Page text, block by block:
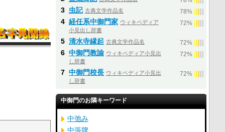
3 虫記 古典文学作品名 78%
4 経任系中御門家 ウィキペディア
小見出し辞書
72%
5 清水寺縁起 古典文学作品名 72%
6 中御門教諭 ウィキペディア小見出
し辞書
72%
7 中御門校長 ウィキペディア小見出
し辞書
72%
中御門のお隣キーワード
中弛み
中張牌